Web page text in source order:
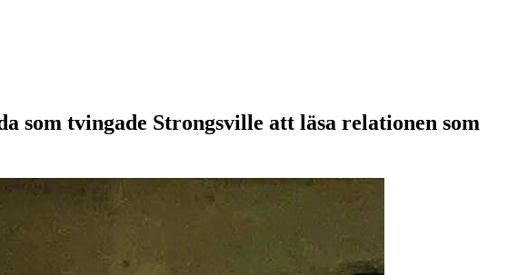
som tvingade Strongsville att läsa relationen som